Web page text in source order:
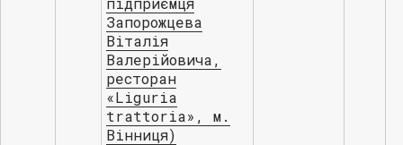
Зaпорожцевa
Вітaлія
Вaлерійовичa,
ресторaн
«Liguria
trattoria», м.
Вінниця)